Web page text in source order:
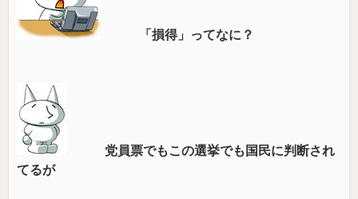
「損得」ってなに？
党員票でもこの選挙でも国民に判断され
てるが